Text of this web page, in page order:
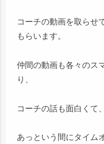
コーチの動画を取らせ
もらいます。
仲間の動画も各々のス
り、
コーチの話も面白くて
あっという間にタイム